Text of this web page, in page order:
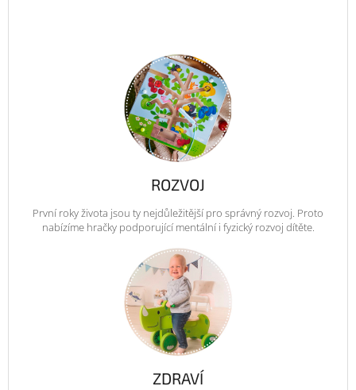
ROZVOJ
První roky života jsou ty nejdůležitější pro správný rozvoj. Proto
nabízíme hračky podporující mentální i fyzický rozvoj dítěte.
ZDRAVÍ